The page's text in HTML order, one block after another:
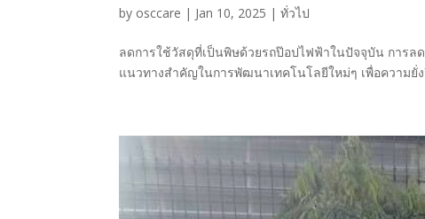
by osccare | Jan 10, 2025 |ทั่วไป
ลดการใช้วัสดุที่เป็นพิษด้วยรถป๊อปไฟฟ้าในปัจจุบัน การ
แนวทางสำคัญในการพัฒนาเทคโนโลยีใหม่ๆ เพื่อความยั่